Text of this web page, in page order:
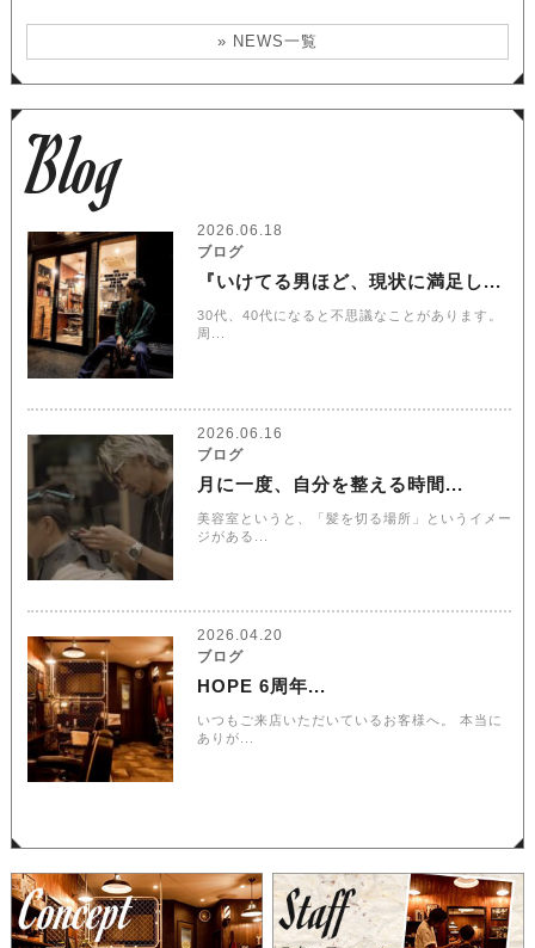
» NEWS一覧
Blog
2026.06.18
ブログ
『いけてる男ほど、現状に満足し...
30代、40代になると不思議なことがあります。
周...
2026.06.16
ブログ
月に一度、自分を整える時間...
美容室というと、「髪を切る場所」というイメー
ジがある...
2026.04.20
ブログ
HOPE 6周年...
いつもご来店いただいているお客様へ。 本当に
ありが...